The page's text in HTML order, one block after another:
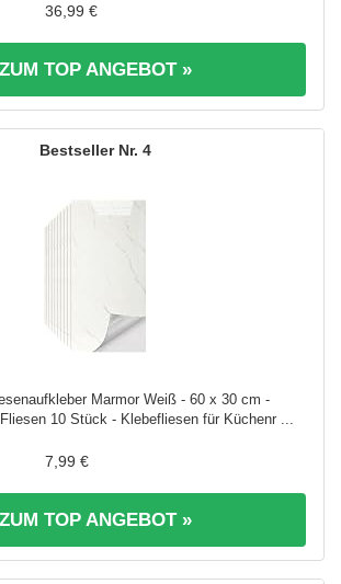
36,99 €
ZUM TOP ANGEBOT »
4
Marmor Weiß - 60 x 30 cm -
10 Stück - Klebefliesen für Küchenr ...
7,99 €
ZUM TOP ANGEBOT »